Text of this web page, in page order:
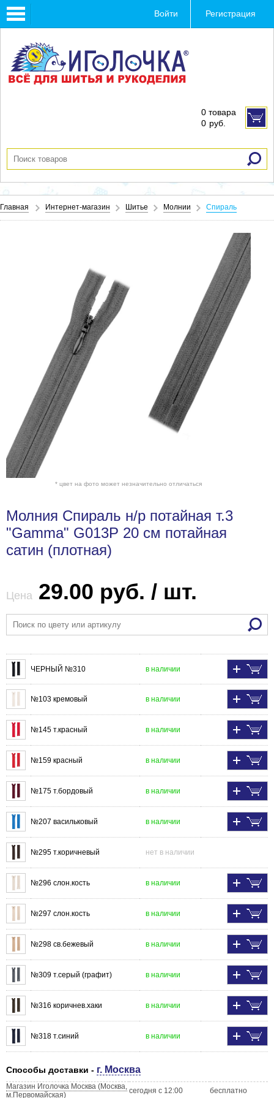
Toggle
navigation
Войти Регистрация
0 товара
0 руб.
Главная Интернет-магазин Шитье Молнии Спираль
* цвет на фото может незначительно отличаться
Молния Спираль н/р потайная т.3
"Gamma" G013P 20 см потайная
сатин (плотная)
Цена 29.00 руб. / шт.
ЧЕРНЫЙ №310 в наличии
№103 кремовый в наличии
№145 т.красный в наличии
№159 красный в наличии
№175 т.бордовый в наличии
№207 васильковый в наличии
№295 т.коричневый нет в наличии
№296 слон.кость в наличии
№297 слон.кость в наличии
№298 св.бежевый в наличии
№309 т.серый (графит) в наличии
№316 коричнев.хаки в наличии
№318 т.синий в наличии
Способы доставки - г. Москва
Магазин Иголочка Москва (Москва,
м.Первомайская)
сегодня с 12:00 бесплатно